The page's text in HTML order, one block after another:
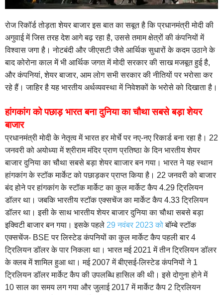
रोज रिकॉर्ड तोड़ता शेयर बाजार इस बात का सबूत है कि प्रधानमंत्री मोदी की
अगुवाई में जिस तरह देश आगे बढ़ रहा है, उससे तमाम क्षेत्रों की कंपनियों में
विश्वास जगा है। नोटबंदी और जीएसटी जैसे आर्थिक सुधारों के कदम उठाने के
बाद कोरोना काल में भी आर्थिक जगत में मोदी सरकार की साख मजबूत हुई है,
और कंपनियां, शेयर बाजार, आम लोग सभी सरकार की नीतियों पर भरोसा कर
रहे हैं। जाहिर है यह भारतीय अर्थव्यवस्था में निवेशकों के भरोसे को दिखाता है।
हांगकांग को पछाड़ भारत बना दुनिया का चौथा सबसे बड़ा शेयर
बाजार
प्रधानमंत्री मोदी के नेतृत्व में भारत हर मोर्चे पर नए-नए रिकार्ड बना रहा है। 22
जनवरी को अयोध्या में श्रीराम मंदिर प्राण प्रतिष्ठा के दिन भारतीय शेयर
बाजार दुनिया का चौथा सबसे बड़ा शेयर बााजार बन गया। भारत ने यह स्थान
हांगकांग के स्टॉक मार्केट को पछाड़कर प्राप्त किया है। 22 जनवरी को बाजार
बंद होने पर हांगकांग के स्टॉक मार्केट का कुल मार्केट कैप 4.29 ट्रिलियन
डॉलर था। जबकि भारतीय स्टॉक एक्सचेंज का मार्केट कैप 4.33 ट्रिलियन
डॉलर था। इसी के साथ भारतीय शेयर बाजार दुनिया का चौथा सबसे बड़ा
इक्विटी बाजार बन गया। इसके पहले 29 नवंबर 2023 कोबॉम्बे स्टॉक
एक्सचेंज- BSE पर लिस्टेड कंपनियों का कुल मार्केट कैप पहली बार 4
ट्रिलियन डॉलर के पार निकला था। भारत मई 2021 में तीन ट्रिलियन डॉलर
के क्लब में शामिल हुआ था। मई 2007 में बीएसई-लिस्टेड कंपनियों ने 1
ट्रिलियन डॉलर मार्केट कैप की उपलब्धि हासिल की थी। इसे दोगुना होने में
10 साल का समय लग गया और जुलाई 2017 में मार्केट कैप 2 ट्रिलियन